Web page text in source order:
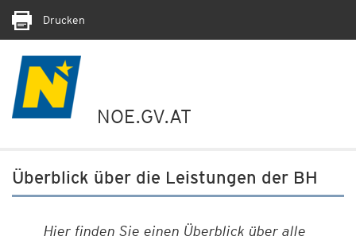
Drucken
NOE.GV.AT
Überblick über die Leistungen der BH
Hier finden Sie einen Überblick über alle